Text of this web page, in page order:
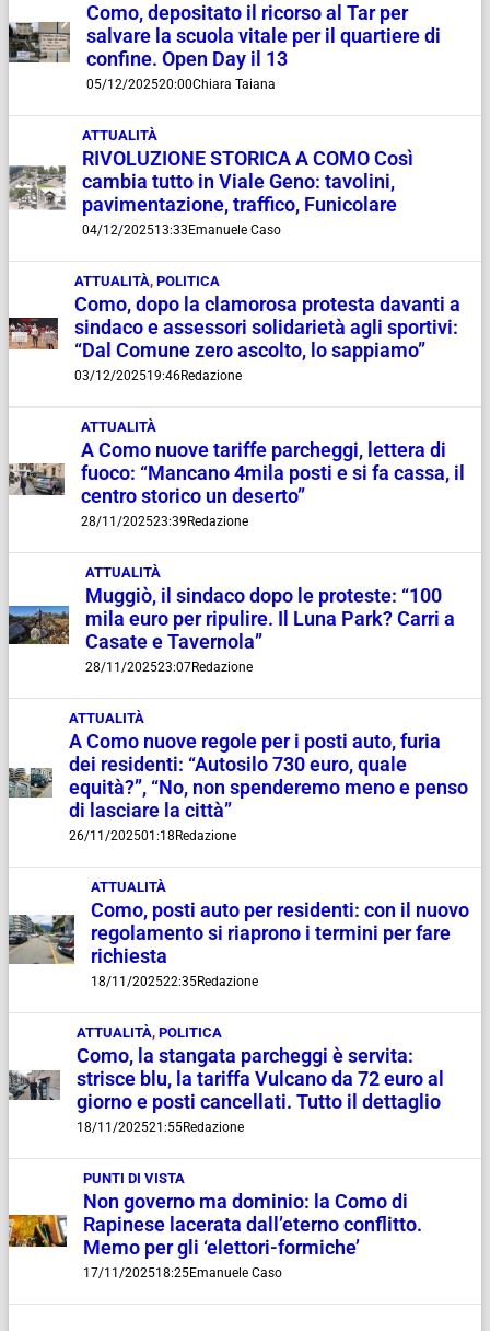
Como, depositato il ricorso al Tar per
salvare la scuola vitale per il quartiere di
confine. Open Day il 13
05/12/202520:00Chiara Taiana
ATTUALITÀ
RIVOLUZIONE STORICA A COMO Così
cambia tutto in Viale Geno: tavolini,
pavimentazione, traffico, Funicolare
04/12/202513:33Emanuele Caso
ATTUALITÀ,POLITICA
Como, dopo la clamorosa protesta davanti a
sindaco e assessori solidarietà agli sportivi:
“Dal Comune zero ascolto, lo sappiamo”
03/12/202519:46Redazione
ATTUALITÀ
A Como nuove tariffe parcheggi, lettera di
fuoco: “Mancano 4mila posti e si fa cassa, il
centro storico un deserto”
28/11/202523:39Redazione
ATTUALITÀ
Muggiò, il sindaco dopo le proteste: “100
mila euro per ripulire. Il Luna Park? Carri a
Casate e Tavernola”
28/11/202523:07Redazione
ATTUALITÀ
A Como nuove regole per i posti auto, furia
dei residenti: “Autosilo 730 euro, quale
equità?”, “No, non spenderemo meno e penso
di lasciare la città”
26/11/202501:18Redazione
ATTUALITÀ
Como, posti auto per residenti: con il nuovo
regolamento si riaprono i termini per fare
richiesta
18/11/202522:35Redazione
ATTUALITÀ,POLITICA
Como, la stangata parcheggi è servita:
strisce blu, la tariffa Vulcano da 72 euro al
giorno e posti cancellati. Tutto il dettaglio
18/11/202521:55Redazione
PUNTI DI VISTA
Non governo ma dominio: la Como di
Rapinese lacerata dall’eterno conflitto.
Memo per gli ‘elettori-formiche’
17/11/202518:25Emanuele Caso